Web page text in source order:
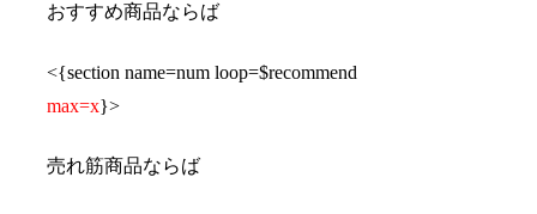
おすすめ商品ならば
<{section name=num loop=$recommend
max=x}>
売れ筋商品ならば